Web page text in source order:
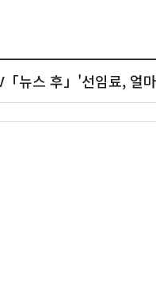
뉴스 후」'선임료, 얼